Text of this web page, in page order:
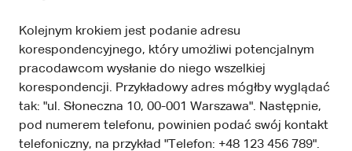
Kolejnym krokiem jest podanie adresu
korespondencyjnego, który umożliwi potencjalnym
pracodawcom wysłanie do niego wszelkiej
korespondencji. Przykładowy adres mógłby wyglądać
tak: "ul. Słoneczna 10, 00-001 Warszawa". Następnie,
pod numerem telefonu, powinien podać swój kontakt
telefoniczny, na przykład "Telefon: +48 123 456 789".